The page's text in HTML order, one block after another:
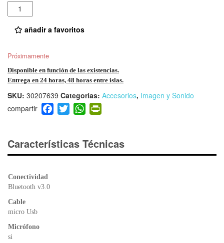
Cantidad
añadir a favoritos
Próximamente
Disponible en función de las existencias.
Entrega en 24 horas, 48 horas entre islas.
SKU: 30207639 Categorías: Accesorios, Imagen y Sonido
F
a
e
b
T
wi
er
W
h
s
A
ri
e
Características Técnicas
Conectividad
Bluetooth v3.0
Cable
micro Usb
Micrófono
si